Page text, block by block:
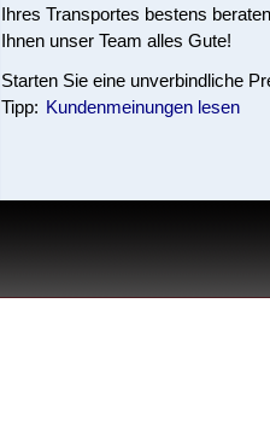
Ihres Transportes bestens
Ihnen unser Team alles Gute!
Starten Sie eine unverbindliche
Tipp: Kundenmeinungen lesen